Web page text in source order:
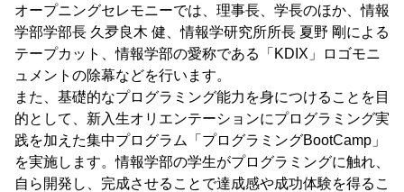
オープニングセレモニーでは、理事長、学長のほか、情報
学部学部長 久夛良木 健、情報学研究所所長 夏野 剛による
テープカット、情報学部の愛称である「KDIX」ロゴモニ
ュメントの除幕などを行います。
また、基礎的なプログラミング能力を身につけることを目
的として、新入生オリエンテーションにプログラミング実
践を加えた集中プログラム「プログラミングBootCamp」
を実施します。情報学部の学生がプログラミングに触れ、
自ら開発し、完成させることで達成感や成功体験を得るこ